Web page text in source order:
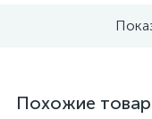
Похожие